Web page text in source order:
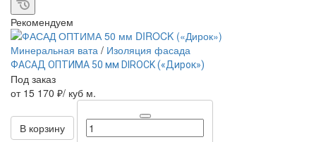
Рекомендуем
Минеральная вата / Изоляция фасада
ФАСАД ОПТИМА 50 мм DIROCK («Дирок»)
Под заказ
от 15 170 ₽/ куб м.
В корзину